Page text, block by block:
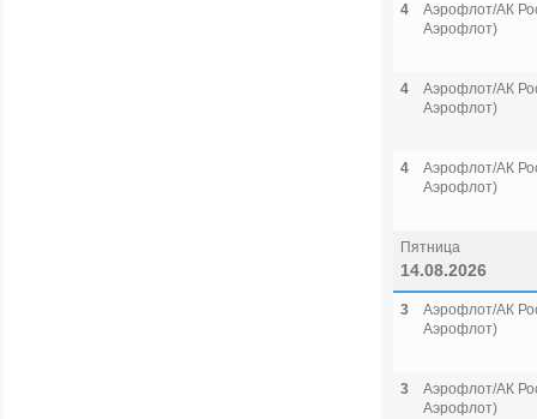
4
Аэрофлот/АК
Аэрофлот)
4
Аэрофлот/АК
Аэрофлот)
4
Аэрофлот/АК
Аэрофлот)
Пятница
14.08.2026
3
Аэрофлот/АК
Аэрофлот)
3
Аэрофлот/АК
Аэрофлот)